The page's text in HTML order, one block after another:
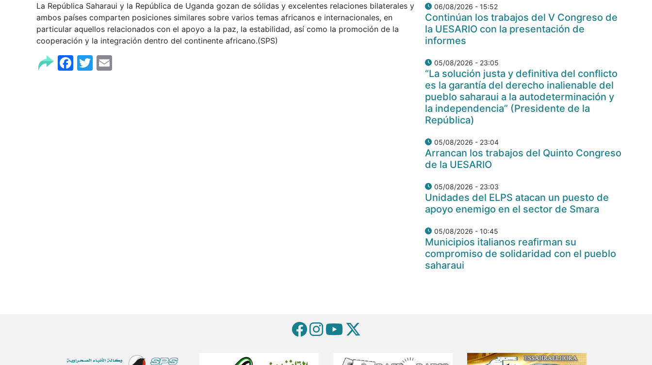
La República Saharaui y la República de Uganda gozan de sólidas y excelentes relaciones bilaterales y
ambos países comparten posiciones similares sobre varios temas africanos e internacionales, en
particular aquellos relacionados con el apoyo a la paz, la estabilidad, así como la promoción de la
cooperación y la integración dentro del continente africano.(SPS)
Facebook
Twitter
06/08/2026 - 15:52
Continúan los trabajos del V Congreso de
la UESARIO con la presentación de
informes
05/08/2026 - 23:05
“La solución justa y definitiva del conflicto
es la garantía del derecho inalienable del
pueblo saharaui a la autodeterminación y
la independencia” (Presidente de la
República)
05/08/2026 - 23:04
Arrancan los trabajos del Quinto Congreso
de la UESARIO
05/08/2026 - 23:03
Unidades del ELPS atacan un puesto de
apoyo enemigo en el sector de Smara
05/08/2026 - 10:45
Municipios italianos reafirman su
compromiso de solidaridad con el pueblo
saharaui